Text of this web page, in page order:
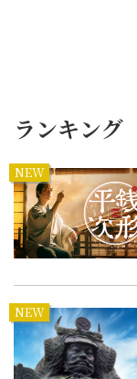
ランキング
NEW
NEW